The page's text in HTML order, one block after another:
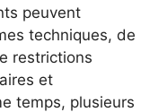
peuvent
techniques, de
restrictions
et
temps, plusieurs